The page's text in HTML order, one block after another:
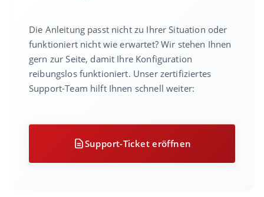
Die Anleitung passt nicht zu Ihrer Situation oder
funktioniert nicht wie erwartet? Wir stehen Ihnen
gern zur Seite, damit Ihre Konfiguration
reibungslos funktioniert. Unser zertifiziertes
Support-Team hilft Ihnen schnell weiter:
Support-Ticket eröffnen